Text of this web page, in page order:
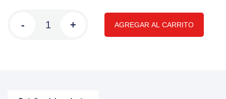
- + AGREGAR AL CARRITO